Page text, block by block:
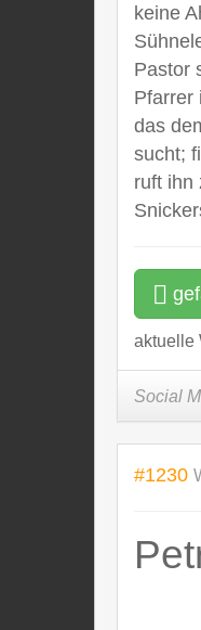
keine
Pastor
Pfarrer
das
sucht;
ruft ihn
aktuelle
Social
#1230